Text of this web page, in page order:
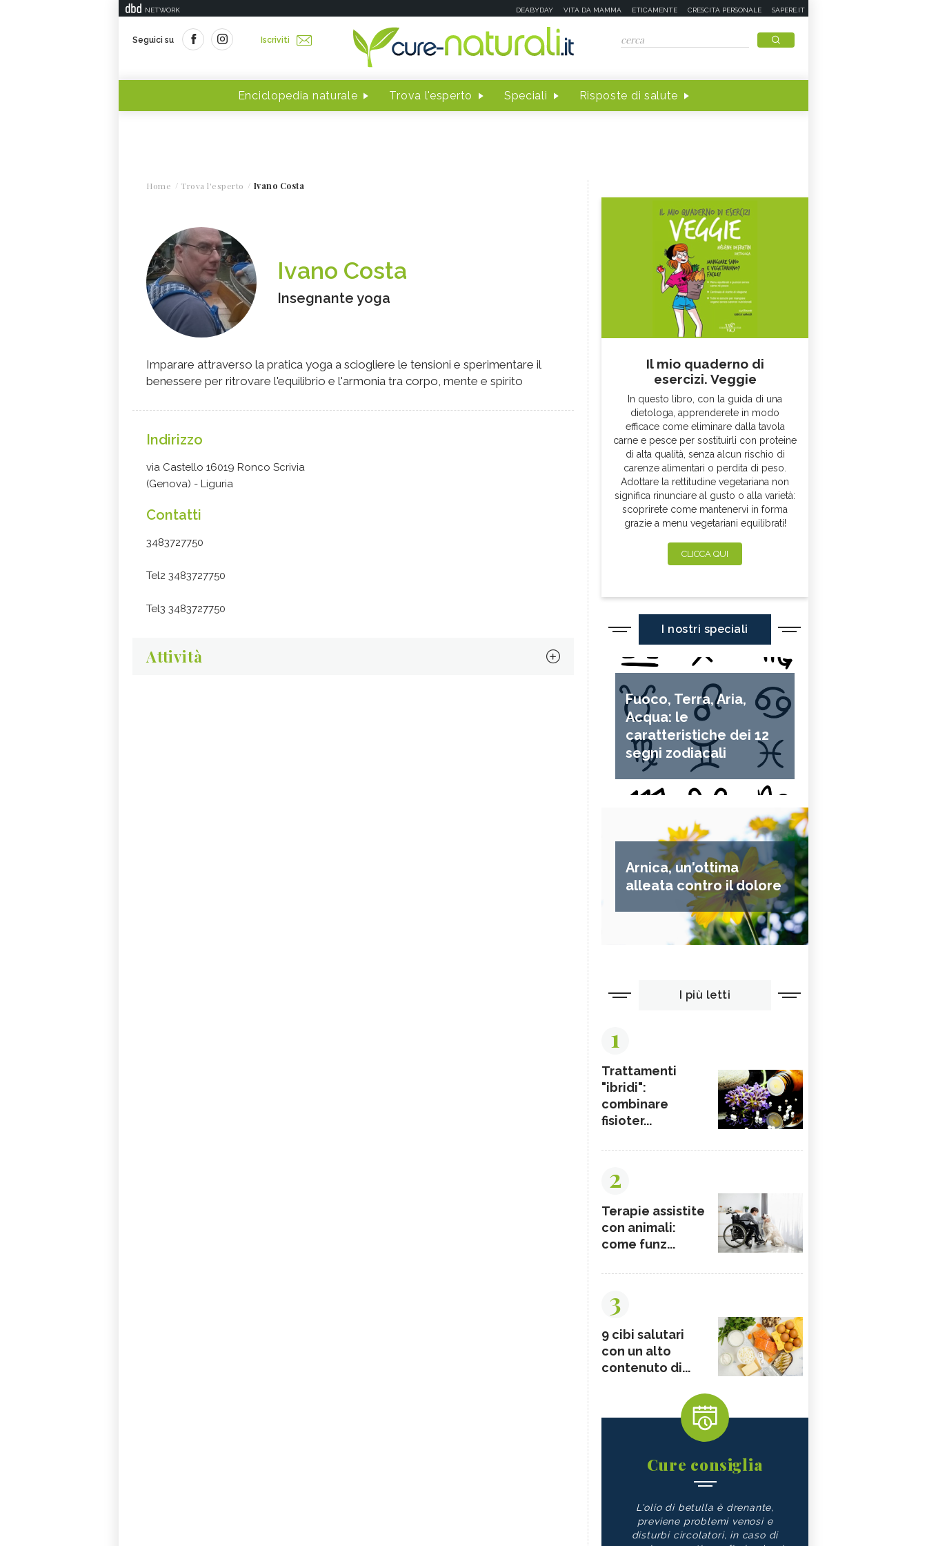
NETWORK DEABYDAY VITA DA MAMMA ETICAMENTE CRESCITA PERSONALE SAPERE.IT
Seguici su Iscriviti
Enciclopedia naturale Trova l'esperto Speciali Risposte di salute
Home Trova l'esperto Ivano Costa
Ivano Costa
Insegnante yoga
Imparare attraverso la pratica yoga a sciogliere le tensioni e sperimentare il
benessere per ritrovare l'equilibrio e l'armonia tra corpo, mente e spirito
Indirizzo
via Castello 16019 Ronco Scrivia
(Genova) - Liguria
Contatti
3483727750
Tel2 3483727750
Tel3 3483727750
Attività
Il mio quaderno di
esercizi. Veggie
In questo libro, con la guida di una
dietologa, apprenderete in modo
efficace come eliminare dalla tavola
carne e pesce per sostituirli con proteine
di alta qualità, senza alcun rischio di
carenze alimentari o perdita di peso.
Adottare la rettitudine vegetariana non
significa rinunciare al gusto o alla varietà:
scoprirete come mantenervi in forma
grazie a menu vegetariani equilibrati!
CLICCA QUI
I nostri speciali
Fuoco, Terra, Aria,
Acqua: le
caratteristiche dei 12
segni zodiacali
Arnica, un'ottima
alleata contro il dolore
I più letti
1
Trattamenti
"ibridi":
combinare
fisioter...
2
Terapie assistite
con animali:
come funz...
3
9 cibi salutari
con un alto
contenuto di...
Cure consiglia
L'olio di betulla è drenante,
previene problemi venosi e
disturbi circolatori, in caso di